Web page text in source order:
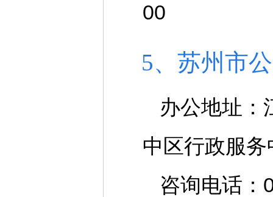
00
5、苏州市
办公地址：
中区行政服务
咨询电话：